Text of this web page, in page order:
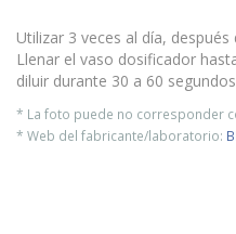
Utilizar 3 veces al día, después
Llenar el vaso dosificador
diluir durante 30 a 60
* La foto puede no corresponder
* Web del fabricante/laboratorio: